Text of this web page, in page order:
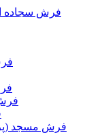
فرش
فرش مسجد